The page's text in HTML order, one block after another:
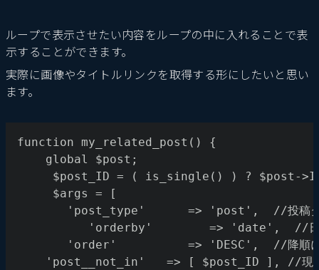
ループで表示させたい内容をループの中に入れることで表
示することができます。
実際に画像やタイトルリンクを取得する形にしたいと思い
ます。
function my_related_post() {
    global $post;
$post_ID = ( is_single() ) ? $post-
	 $args = [
'post_type'      => 'post',  //投稿タ
'orderby'        => 'date',  //日
'order'          => 'DESC',  //降順に
'post__not_in'   => [ $post_ID ], //現在